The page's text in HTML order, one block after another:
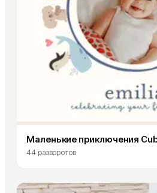
Маленькие приключения
44 разворотов